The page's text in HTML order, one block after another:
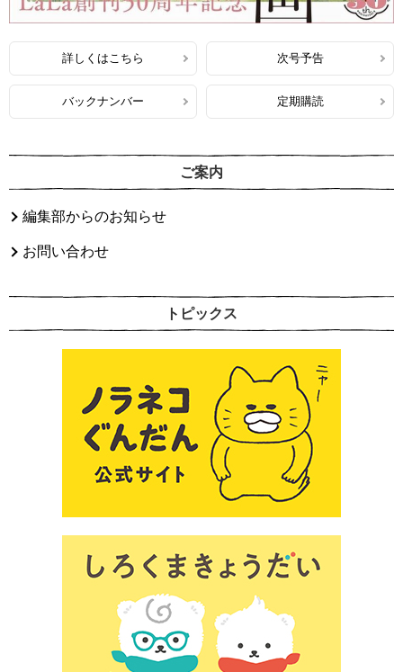
詳しくはこちら 次号予告
バックナンバー 定期購読
ご案内
編集部からのお知らせ
お問い合わせ
トピックス